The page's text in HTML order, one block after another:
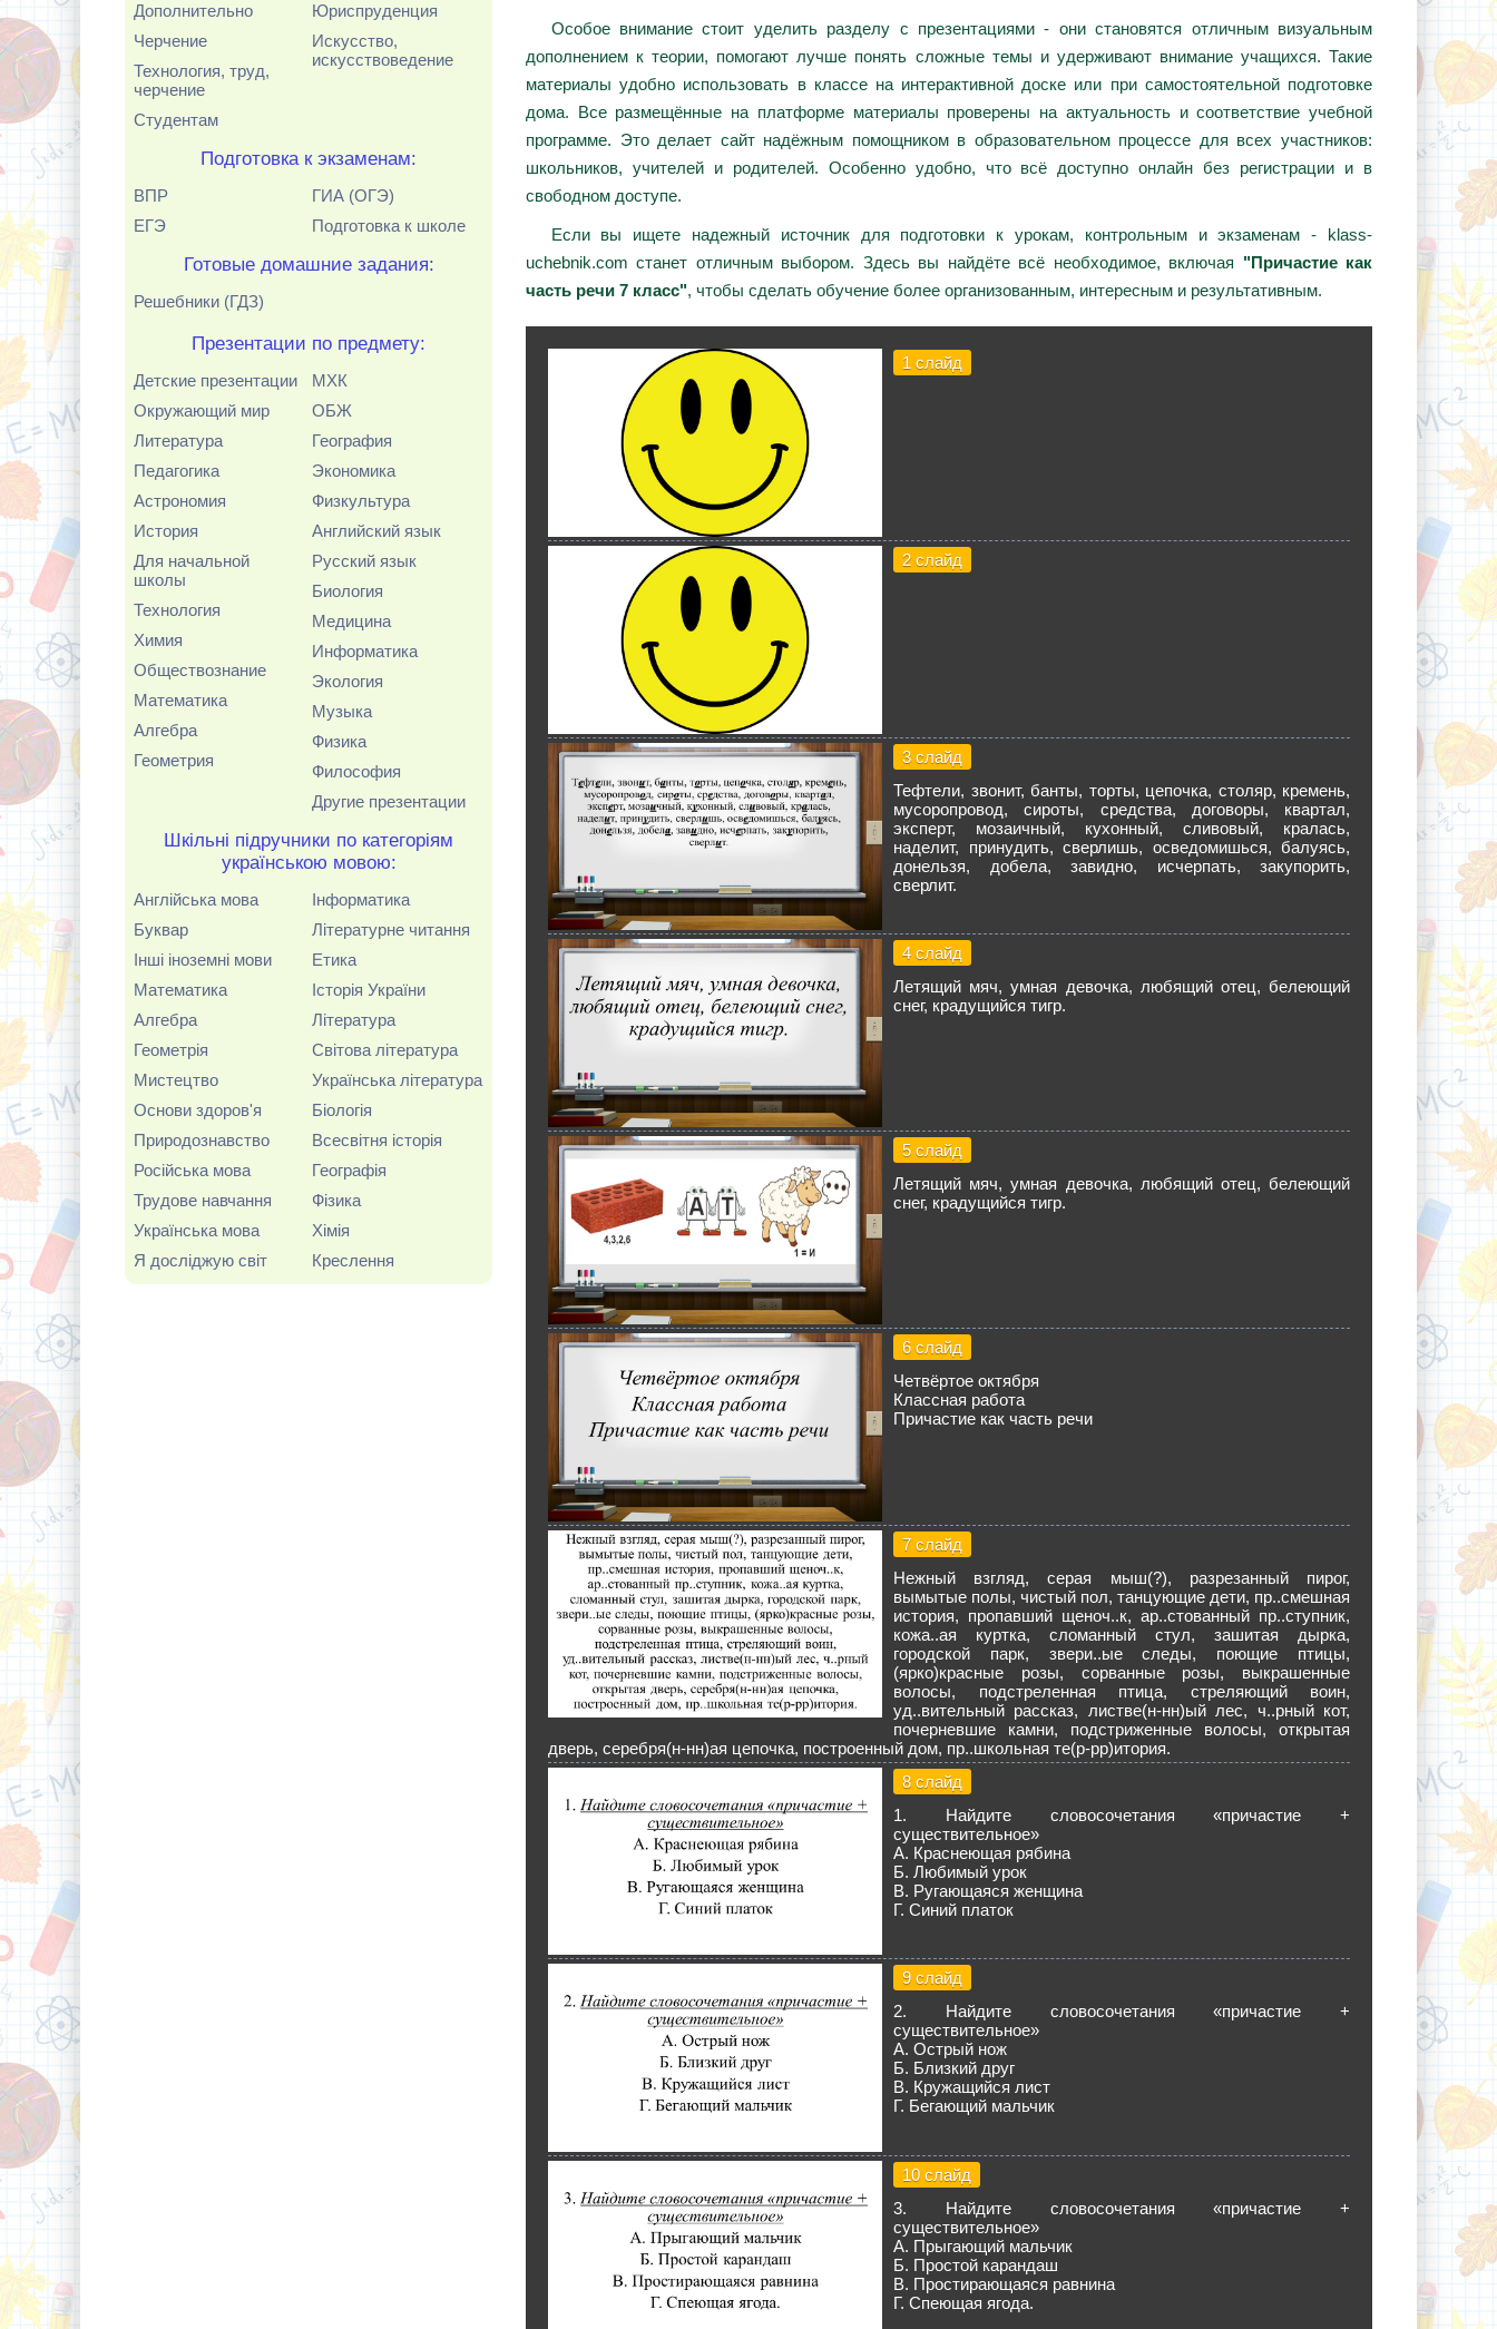
Дополнительно
Черчение
Технология, труд,
черчение
Студентам
Юриспруденция
Искусство,
искусствоведение
Подготовка к экзаменам:
ВПР
ЕГЭ
ГИА (ОГЭ)
Подготовка к школе
Готовые домашние задания:
Решебники (ГДЗ)
Презентации по предмету:
Детские презентации
Окружающий мир
Литература
Педагогика
Астрономия
История
Для начальной
школы
Технология
Химия
Обществознание
Математика
Алгебра
Геометрия
МХК
ОБЖ
География
Экономика
Физкультура
Английский язык
Русский язык
Биология
Медицина
Информатика
Экология
Музыка
Физика
Философия
Другие презентации
Шкільні підручники по категоріям
українською мовою:
Англійська мова
Буквар
Інші іноземні мови
Математика
Алгебра
Геометрія
Мистецтво
Основи здоров'я
Природознавство
Російська мова
Трудове навчання
Українська мова
Я досліджую світ
Інформатика
Літературне читання
Етика
Історія України
Література
Світова література
Українська література
Біологія
Всесвітня історія
Географія
Фізика
Хімія
Креслення
Особое внимание стоит уделить разделу с презентациями - они становятся отличным визуальным
дополнением к теории, помогают лучше понять сложные темы и удерживают внимание учащихся. Такие
материалы удобно использовать в классе на интерактивной доске или при самостоятельной подготовке
дома. Все размещённые на платформе материалы проверены на актуальность и соответствие учебной
программе. Это делает сайт надёжным помощником в образовательном процессе для всех участников:
школьников, учителей и родителей. Особенно удобно, что всё доступно онлайн без регистрации и в
свободном доступе.
Если вы ищете надежный источник для подготовки к урокам, контрольным и экзаменам - klass-
uchebnik.com станет отличным выбором. Здесь вы найдёте всё необходимое, включая "Причастие как
часть речи 7 класс", чтобы сделать обучение более организованным, интересным и результативным.
1 слайд
2 слайд
3 слайд
Тефтели, звонит, банты, торты, цепочка, столяр, кремень,
мусоропровод, сироты, средства, договоры, квартал,
эксперт, мозаичный, кухонный, сливовый, кралась,
наделит, принудить, сверлишь, осведомишься, балуясь,
донельзя, добела, завидно, исчерпать, закупорить,
сверлит.
4 слайд
Летящий мяч, умная девочка, любящий отец, белеющий
снег, крадущийся тигр.
5 слайд
Летящий мяч, умная девочка, любящий отец, белеющий
снег, крадущийся тигр.
6 слайд
Четвёртое октября
Классная работа
Причастие как часть речи
7 слайд
Нежный взгляд, серая мыш(?), разрезанный пирог,
вымытые полы, чистый пол, танцующие дети, пр..смешная
история, пропавший щеноч..к, ар..стованный пр..ступник,
кожа..ая куртка, сломанный стул, зашитая дырка,
городской парк, звери..ые следы, поющие птицы,
(ярко)красные розы, сорванные розы, выкрашенные
волосы, подстреленная птица, стреляющий воин,
уд..вительный рассказ, листве(н-нн)ый лес, ч..рный кот,
почерневшие камни, подстриженные волосы, открытая
дверь, серебря(н-нн)ая цепочка, построенный дом, пр..школьная те(р-рр)итория.
8 слайд
1. Найдите словосочетания «причастие +
существительное»
А. Краснеющая рябина
Б. Любимый урок
В. Ругающаяся женщина
Г. Синий платок
9 слайд
2. Найдите словосочетания «причастие +
существительное»
А. Острый нож
Б. Близкий друг
В. Кружащийся лист
Г. Бегающий мальчик
10 слайд
3. Найдите словосочетания «причастие +
существительное»
А. Прыгающий мальчик
Б. Простой карандаш
В. Простирающаяся равнина
Г. Спеющая ягода.